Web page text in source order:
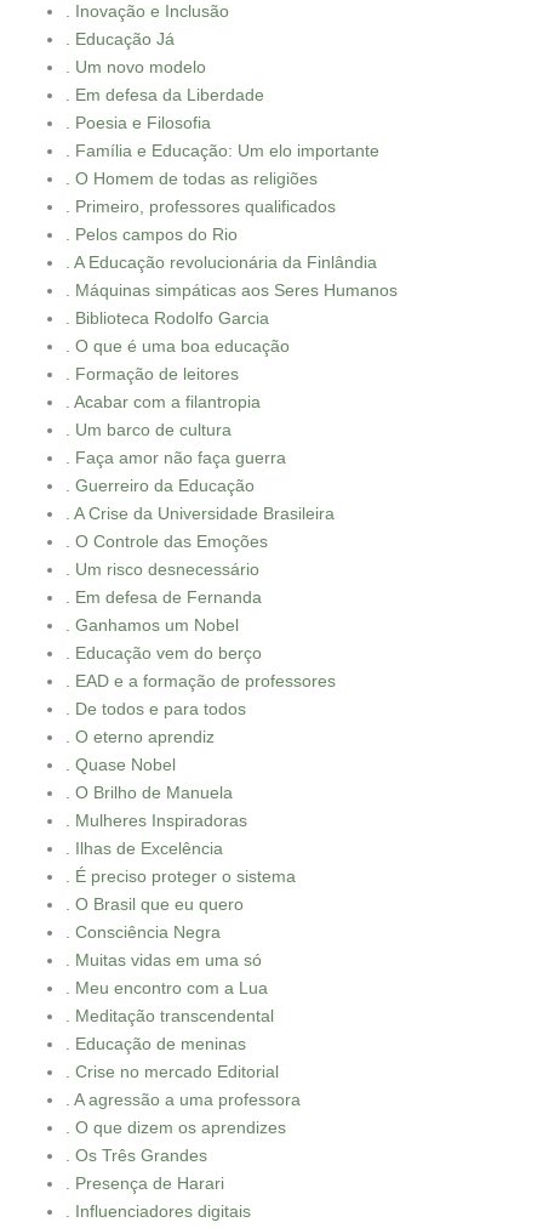
. Inovação e Inclusão
. Educação Já
. Um novo modelo
. Em defesa da Liberdade
. Poesia e Filosofia
. Família e Educação: Um elo importante
. O Homem de todas as religiões
. Primeiro, professores qualificados
. Pelos campos do Rio
. A Educação revolucionária da Finlândia
. Máquinas simpáticas aos Seres Humanos
. Biblioteca Rodolfo Garcia
. O que é uma boa educação
. Formação de leitores
. Acabar com a filantropia
. Um barco de cultura
. Faça amor não faça guerra
. Guerreiro da Educação
. A Crise da Universidade Brasileira
. O Controle das Emoções
. Um risco desnecessário
. Em defesa de Fernanda
. Ganhamos um Nobel
. Educação vem do berço
. EAD e a formação de professores
. De todos e para todos
. O eterno aprendiz
. Quase Nobel
. O Brilho de Manuela
. Mulheres Inspiradoras
. Ilhas de Excelência
. É preciso proteger o sistema
. O Brasil que eu quero
. Consciência Negra
. Muitas vidas em uma só
. Meu encontro com a Lua
. Meditação transcendental
. Educação de meninas
. Crise no mercado Editorial
. A agressão a uma professora
. O que dizem os aprendizes
. Os Três Grandes
. Presença de Harari
. Influenciadores digitais